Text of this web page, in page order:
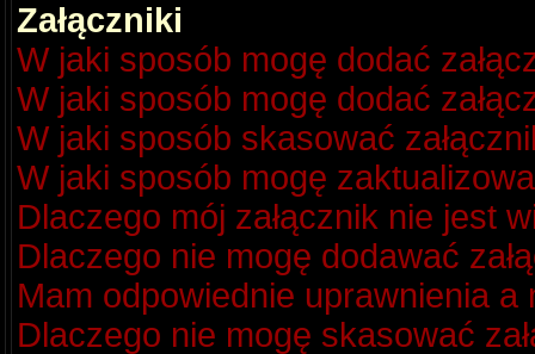
Załączniki
W jaki sposób mogę dodać
W jaki sposób mogę dodać
W jaki sposób skasować
W jaki sposób mogę
Dlaczego mój załącznik nie jest
Dlaczego nie mogę dodawać
Mam odpowiednie uprawnienia a
Dlaczego nie mogę skasować